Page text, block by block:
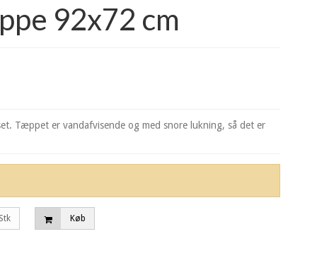
92x72 cm
Tæppet er vandafvisende og med snore lukning, så det er
Stk Køb